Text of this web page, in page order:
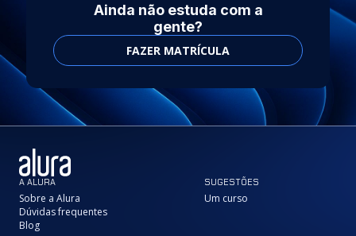
Ainda não estuda com a
gente?
FAZER MATRÍCULA
A ALURA
Sobre a Alura
Dúvidas frequentes
Blog
SUGESTÕES
Um curso